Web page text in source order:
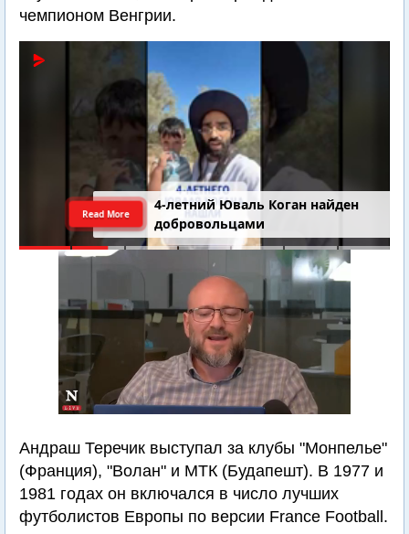
чемпионом Венгрии.
4-летний Юваль Коган найден
добровольцами
Read More
Андраш Теречик выступал за клубы "Монпелье"
(Франция), "Волан" и МТК (Будапешт). В 1977 и
1981 годах он включался в число лучших
футболистов Европы по версии France Football.